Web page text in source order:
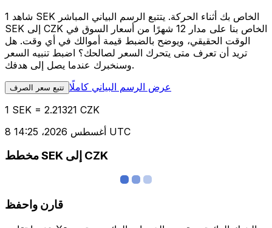
شاهد 1 SEK الخاص بك أثناء الحركة. يتتبع الرسم البياني المباشر
SEK إلى CZK الخاص بنا على مدار 12 شهرًا من أسعار السوق في
الوقت الحقيقي، ويوضح بالضبط قيمة أموالك في أي وقت. هل
تريد أن تعرف متى يتحرك السعر لصالحك؟ اضبط تنبيه السعر
وسنخبرك عندما يصل إلى هدفك.
تتبع سعر الصرف عرض الرسم البياني كاملًا
1 SEK = 2.21321 CZK
8 أغسطس 2026، 14:25 UTC
مخطط SEK إلى CZK
قارن واحفظ